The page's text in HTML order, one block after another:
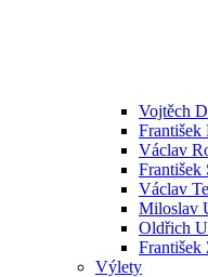
Vojtěch
František
Václav
František
Václav
Miloslav
Oldřich
František
Výlety